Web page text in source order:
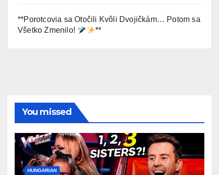
**Porotcovia sa Otočili Kvôli Dvojičkám… Potom sa
Všetko Zmenilo!
**
You missed
HUNGARIAN